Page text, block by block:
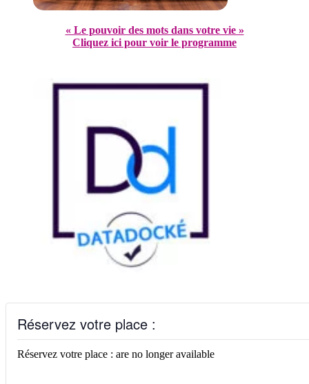
« Le pouvoir des mots dans votre vie »
Cliquez ici pour voir le programme
Réservez votre place :
Réservez votre place : are no longer available